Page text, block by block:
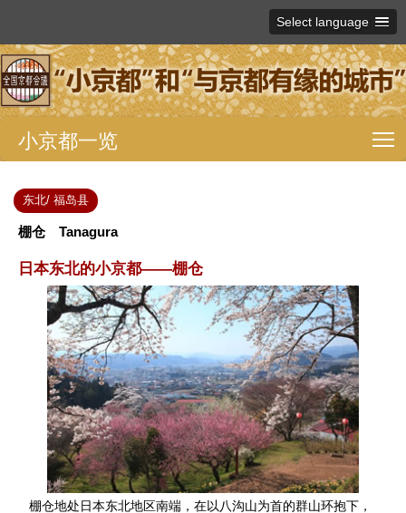
Select language
小京都一览
东北/ 福岛县
棚仓 Tanagura
日本东北的小京都——棚仓
棚仓地处日本东北地区南端，在以八沟山为首的群山环抱下，